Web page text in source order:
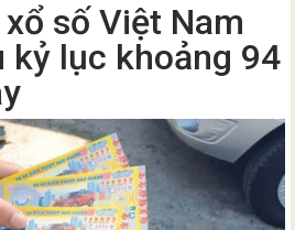
số Việt Nam
lục khoảng 94